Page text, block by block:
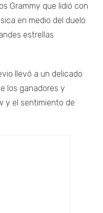
Grammy que lidió con
en medio del duelo
estrellas
llevó a un delicado
los ganadores y
y el sentimiento de